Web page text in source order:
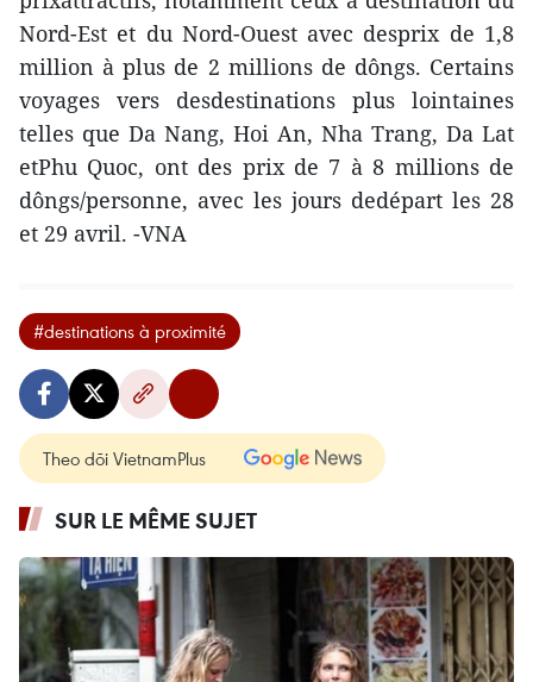
Nord-Est et du Nord-Ouest avec desprix de 1,8
million à plus de 2 millions de dôngs. Certains
voyages vers desdestinations plus lointaines
telles que Da Nang, Hoi An, Nha Trang, Da Lat
etPhu Quoc, ont des prix de 7 à 8 millions de
dôngs/personne, avec les jours dedépart les 28
et 29 avril. -VNA
#destinations à proximité
Theo dõi VietnamPlus
SUR LE MÊME SUJET